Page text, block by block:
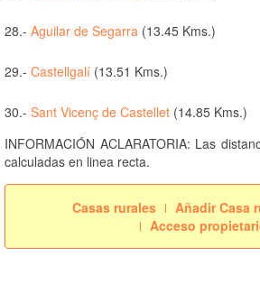
28.- Aguilar de Segarra (13.45 Kms.)
29.- Castellgalí (13.51 Kms.)
30.- Sant Vicenç de Castellet (14.85 Kms.)
INFORMACIÓN ACLARATORIA: Las
calculadas en linea recta.
Casas rurales
Añadir Casa
Acceso